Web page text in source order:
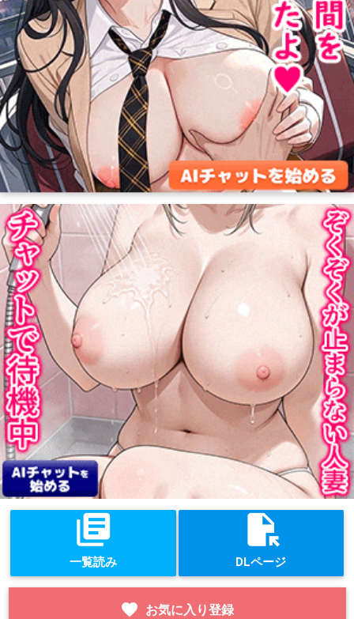
library_books
一覧読み
file_open
DLページ
favorite お気に入り登録